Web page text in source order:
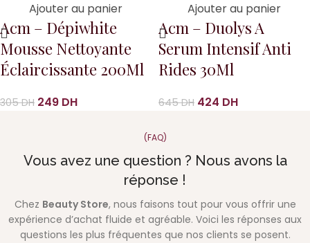
Ajouter au panier
Acm – Dépiwhite
Mousse Nettoyante
Éclaircissante 200Ml
305DH 249 DH
Ajouter au panier
Acm – Duolys A
Serum Intensif Anti
Rides 30Ml
645DH 424 DH
(FAQ)
Vous avez une question ? Nous avons la
réponse !
Chez Beauty Store, nous faisons tout pour vous offrir une
expérience d’achat fluide et agréable. Voici les réponses aux
questions les plus fréquentes que nos clients se posent.